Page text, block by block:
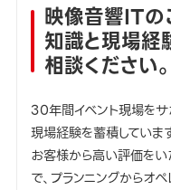
映像音響ITの
知識と現場経
相談ください。
30年間イベント現場を
現場経験を蓄積しています
お客様から高い評価を
で、プランニングからオ